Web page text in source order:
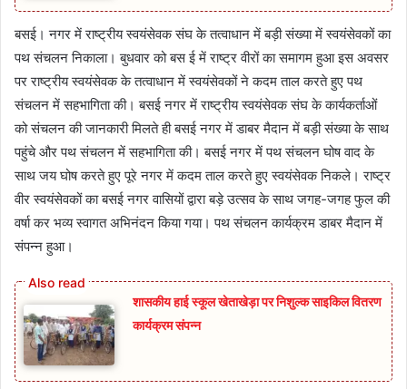
बसई। नगर में राष्ट्रीय स्वयंसेवक संघ के तत्वाधान में बड़ी संख्या में स्वयंसेवकों का
पथ संचलन निकाला। बुधवार को बस ई में राष्ट्र वीरों का समागम हुआ इस अवसर
पर राष्ट्रीय स्वयंसेवक के तत्वाधान में स्वयंसेवकों ने कदम ताल करते हुए पथ
संचलन में सहभागिता की। बसई नगर में राष्ट्रीय स्वयंसेवक संघ के कार्यकर्ताओं
को संचलन की जानकारी मिलते ही बसई नगर में डाबर मैदान में बड़ी संख्या के साथ
पहुंचे और पथ संचलन में सहभागिता की। बसई नगर में पथ संचलन घोष वाद के
साथ जय घोष करते हुए पूरे नगर में कदम ताल करते हुए स्वयंसेवक निकले। राष्ट्र
वीर स्वयंसेवकों का बसई नगर वासियों द्वारा बड़े उत्सव के साथ जगह-जगह फुल की
वर्षा कर भव्य स्वागत अभिनंदन किया गया। पथ संचलन कार्यक्रम डाबर मैदान में
संपन्न हुआ।
शासकीय हाई स्कूल खेताखेड़ा पर निशुल्क साइकिल वितरण
कार्यक्रम संपन्न